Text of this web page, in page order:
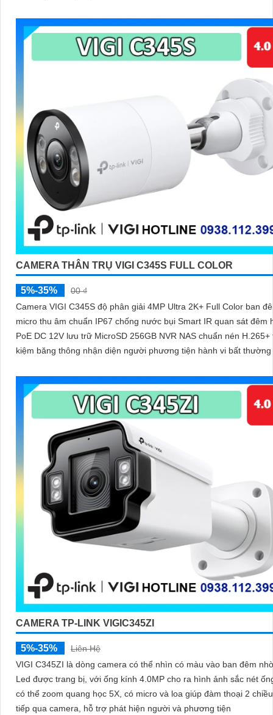
CAMERA THÂN TRỤ VIGI C345S FULL COLOR
5%-35%
00 ₫
Camera VIGI C345S độ phân giải 4MP Ultra 2K+ Full Color ban
micro thu âm chuẩn IP67 chống nước bụi Smart IR quan sát đêm
PoE DC 12V lưu trữ MicroSD 256GB NVR NAS chuẩn nén H.265+
kiệm băng thông nhận diện người phương tiện hành vi bất thường
CAMERA TP-LINK VIGIC345ZI
5%-35%
Liên Hệ
VIGI C345ZI là dòng camera có thể nhìn có màu vào ban đêm
Led được trang bị, với ống kính 4.0MP cho ra hình ảnh sắc nét
có thể zoom quang học 5X, có micro và loa giúp đàm thoại 2
tiếp qua camera, hỗ trợ phát hiện người và phương tiện